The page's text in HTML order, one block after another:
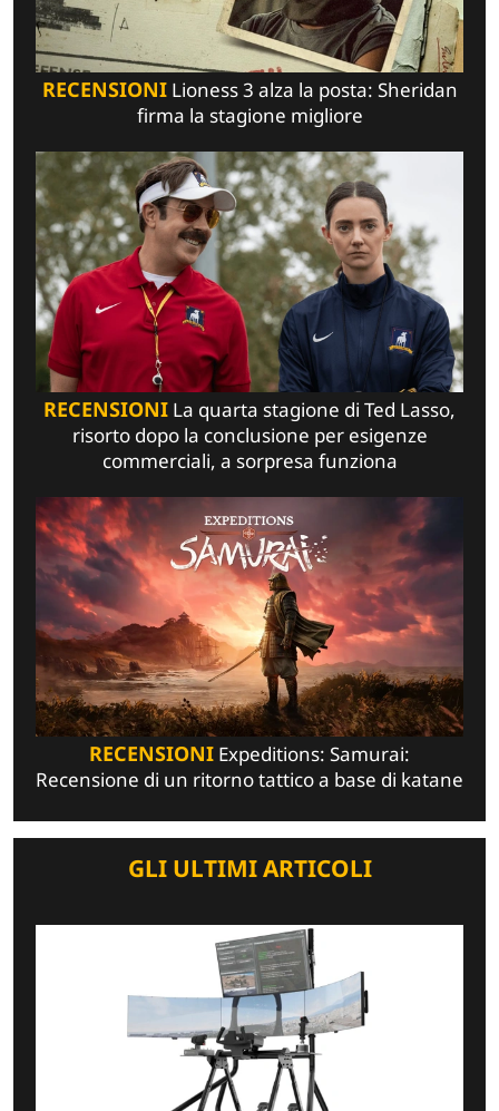
RECENSIONILioness 3 alza la posta: Sheridan
firma la stagione migliore
RECENSIONI La quarta stagione di Ted Lasso,
risorto dopo la conclusione per esigenze
commerciali, a sorpresa funziona
RECENSIONI Expeditions: Samurai:
Recensione di un ritorno tattico a base di katane
GLI ULTIMI ARTICOLI